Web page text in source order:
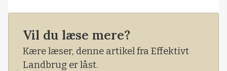
Vil du læse mere?
Kære læser, denne artikel fra Effektivt
Landbrug er låst.